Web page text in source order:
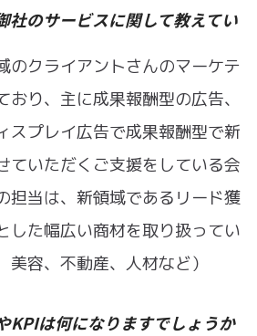
社のサービスに関して教えてい
のクライアントさんのマーケテ
おり、主に成果報酬型の広告、
スプレイ広告で成果報酬型で新
ていただくご支援をしている会
担当は、新領域であるリード獲
した幅広い商材を取り扱ってい
美容、不動産、人材など）
KPIは何になりますでしょうか